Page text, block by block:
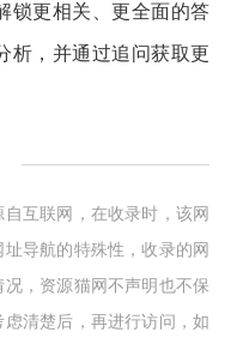
锁更相关、更全面的答
析，并通过追问获取更
自互联网，在收录时，该网
导航的特殊性，收录的网
，资源猫网不声明也不保
清楚后，再进行访问，如